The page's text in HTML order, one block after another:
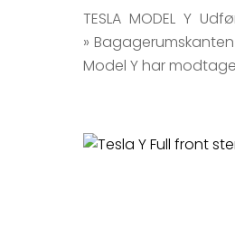
TESLA MODEL Y
»
Model Y har